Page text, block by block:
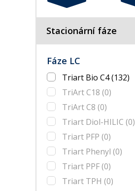
Stacionární fáze
Fáze LC
Triart Bio C4(132)
TriArt C18 (0)
TriArt C8 (0)
Triart Diol-HILIC (0)
Triart PFP (0)
Triart Phenyl (0)
Triart PPF(0)
Triart TPH (0)